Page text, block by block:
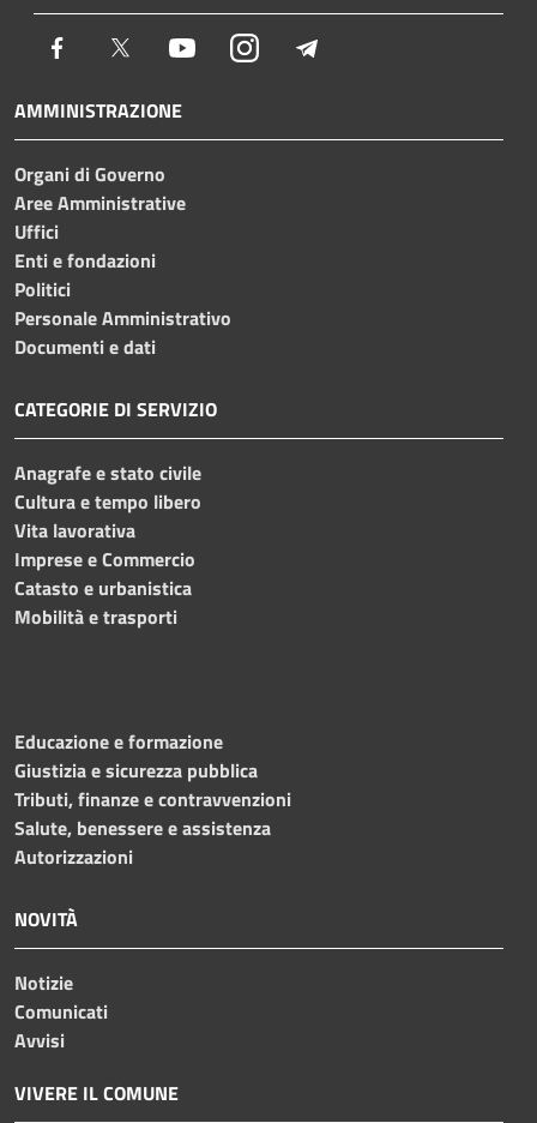
Facebook Twitter YoutubeInstagram
AMMINISTRAZIONE
Organi di Governo
Aree Amministrative
Uffici
Enti e fondazioni
Politici
Personale Amministrativo
Documenti e dati
CATEGORIE DI SERVIZIO
Anagrafe e stato civile
Cultura e tempo libero
Vita lavorativa
Imprese e Commercio
Catasto e urbanistica
Mobilità e trasporti
Educazione e formazione
Giustizia e sicurezza pubblica
Tributi, finanze e contravvenzioni
Salute, benessere e assistenza
Autorizzazioni
NOVITÀ
Notizie
Comunicati
Avvisi
VIVERE IL COMUNE